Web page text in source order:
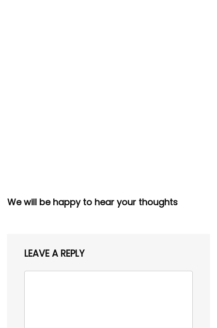
We will be happy to hear your thoughts
LEAVE A REPLY